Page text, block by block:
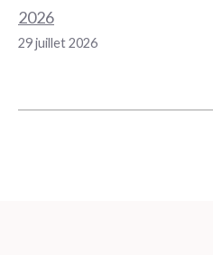
2026
29 juillet 2026